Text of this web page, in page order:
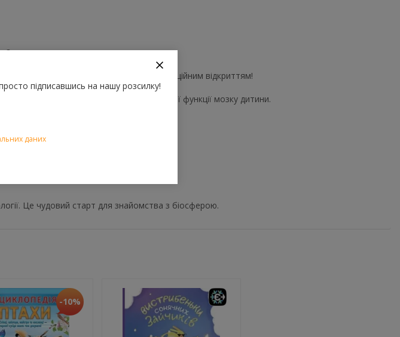
відкриття» роблять кожну сторінку емоційним відкриттям!
простір для формування пізнавальної функції мозку дитини.
Це чудовий старт для знайомства з біосферою.
-10%
підписавшись на нашу розсилку!
даних